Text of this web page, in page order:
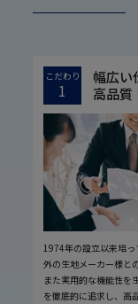
こだわり
1
幅広い
高品質
1974年の設立以来培
外の生地メーカー様と
また実用的な機能性を
を徹底的に追求し、高